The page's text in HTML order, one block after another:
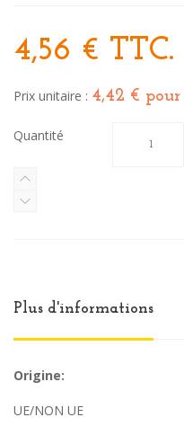
4,56 € TTC.
Prix unitaire : 4,42 €
Quantité
Plus d'informations
Origine:
UE/NON UE